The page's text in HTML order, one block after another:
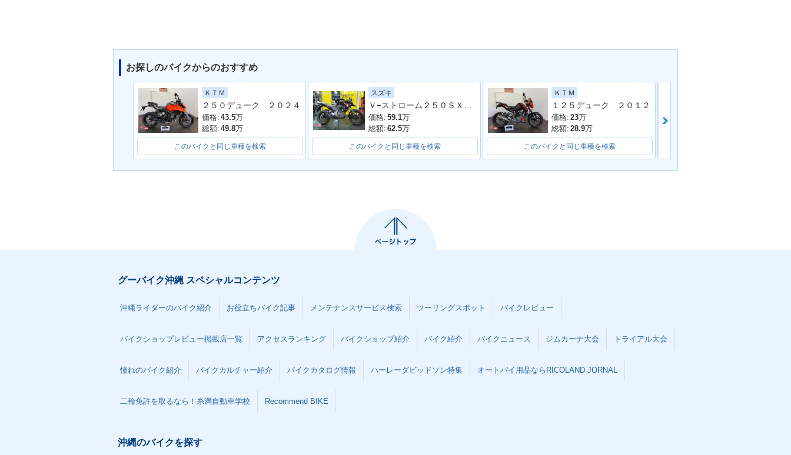
お探しのバイクからのおすすめ
ＫＴＭ
２５０デューク ２０２４
価格: 43.5万
総額: 49.8万
このバイクと同じ車種を検索
スズキ
価格: 59.1万
総額: 62.5万
このバイクと同じ車種を検索
ＫＴＭ
１２５デューク ２０１２
価格: 23万
総額: 28.9万
このバイクと同じ車種を検索
グーバイク沖縄 スペシャルコンテンツ
沖縄ライダーのバイク紹介 お役立ちバイク記事 メンテナンスサービス検索 ツーリングスポット バイクレビュー
バイクショップレビュー掲載店一覧 アクセスランキング バイクショップ紹介 バイク紹介 バイクニュース ジムカーナ大会 トライアル大会
憧れのバイク紹介 バイクカルチャー紹介 バイクカタログ情報 ハーレーダビッドソン特集 オートバイ用品ならRICOLAND JORNAL
二輪免許を取るなら！糸満自動車学校 Recommend BIKE
沖縄のバイクを探す